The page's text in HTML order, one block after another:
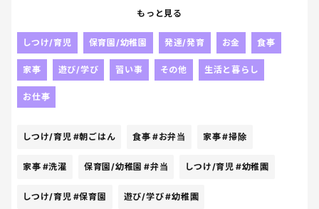
コインランドリーに来てみた！あれ？どこもいっぱ
いぞ🎵早起きは三文の徳である！？
これから長女の幼稚園のお弁当作って、コーヒーを淹
れて、みんなの朝ごはん作って掃除して、下2人の公
文の宿題させて、長女を幼稚園バスに送り届け、下2
人を保育園に送り届けたらとりあえず朝の任務完了
かな？✨あ、違うw２日分の洗濯物たちをコインラン
も！そんなの取るに足らないことだわ！（自分に暗
ださい🥰💖
もっと見る
しつけ/育児 保育園/幼稚園 発達/発育 お金 食事
家事 遊び/学び 習い事 その他 生活と暮らし
お仕事
しつけ/育児 #朝ごはん 食事 #お弁当 家事#掃除
家事 #洗濯 保育園/幼稚園 #弁当 しつけ/育児 #幼稚園
しつけ/育児 #保育園 遊び/学び#幼稚園